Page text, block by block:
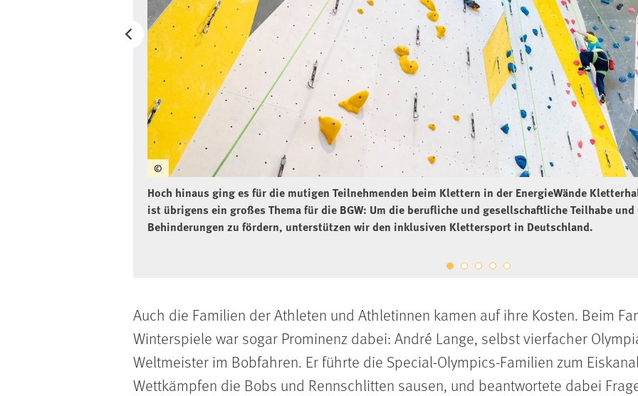
©
Hoch hinaus ging es für die mutigen Teilnehmenden beim Klettern in der EnergieWände
ist übrigens ein großes Thema für die BGW: Um die berufliche und gesellschaftliche Teilhabe
Behinderungen zu fördern, unterstützen wir den inklusiven Klettersport in Deutschland.
Auch die Familien der Athleten und Athletinnen kamen auf ihre Kosten. Beim
Winterspiele war sogar Prominenz dabei: André Lange, selbst vierfacher
Weltmeister im Bobfahren. Er führte die Special-Olympics-Familien zum
Wettkämpfen die Bobs und Rennschlitten sausen, und beantwortete dabei